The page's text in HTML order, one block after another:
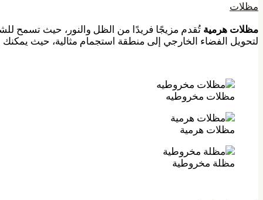
مظلات
مظلات هرمية تُقدم مزيجًا فريدًا من الظل والنور، حيث تسمح
لتحويل الفضاء الخارجي إلى منطقة استجمام مثالية، حيث
مظلات مخروطيه
مظلات هرمية
مظلة مخروطية